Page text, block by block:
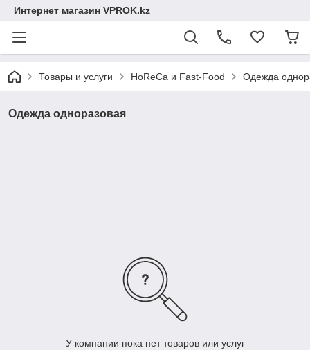
Интернет магазин VPROK.kz
Товары и услуги HoReCa и Fast-Food Одежда
Одежда одноразовая
У компании пока нет товаров или услуг